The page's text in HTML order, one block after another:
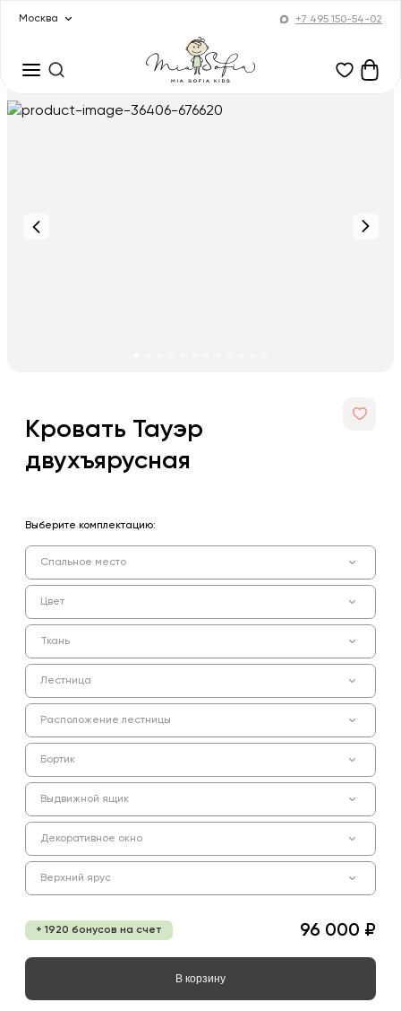
Москва +7 495 150-54-02
Кровать Тауэр
двухъярусная
Выберите комплектацию:
Спальное место
Цвет
Ткань
Лестница
Расположение лестницы
Бортик
Выдвижной ящик
Декоративное окно
Верхний ярус
+ 1920 бонусов на счет 96 000 ₽
В корзину